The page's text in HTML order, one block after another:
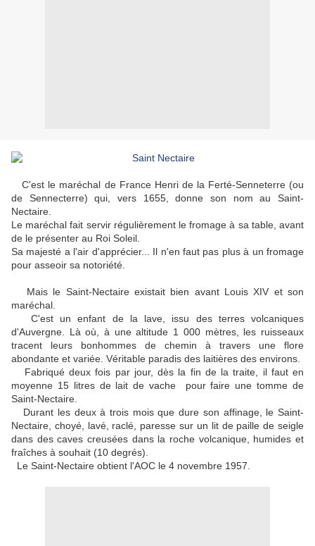
C'est le maréchal de France Henri de la Ferté-Senneterre (ou
de Sennecterre) qui, vers 1655, donne son nom au Saint-
Nectaire.
Le maréchal fait servir régulièrement le fromage à sa table, avant
de le présenter au Roi Soleil.
Sa majesté a l'air d'apprécier... Il n'en faut pas plus à un fromage
pour asseoir sa notoriété.
Mais le Saint-Nectaire existait bien avant Louis XIV et son
maréchal.
C'est un enfant de la lave, issu des terres volcaniques
d'Auvergne. Là où, à une altitude 1 000 mètres, les ruisseaux
tracent leurs bonhommes de chemin à travers une flore
abondante et variée. Véritable paradis des laitières des environs.
Fabriqué deux fois par jour, dès la fin de la traite, il faut en
moyenne 15 litres de lait de vache pour faire une tomme de
Saint-Nectaire.
Durant les deux à trois mois que dure son affinage, le Saint-
Nectaire, choyé, lavé, raclé, paresse sur un lit de paille de seigle
dans des caves creusées dans la roche volcanique, humides et
fraîches à souhait (10 degrés).
Le Saint-Nectaire obtient l'AOC le 4 novembre 1957.